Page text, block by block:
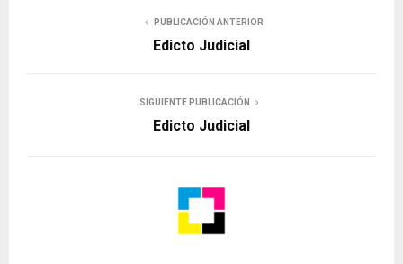
PUBLICACIÓN ANTERIOR
Edicto Judicial
SIGUIENTE PUBLICACIÓN
Edicto Judicial